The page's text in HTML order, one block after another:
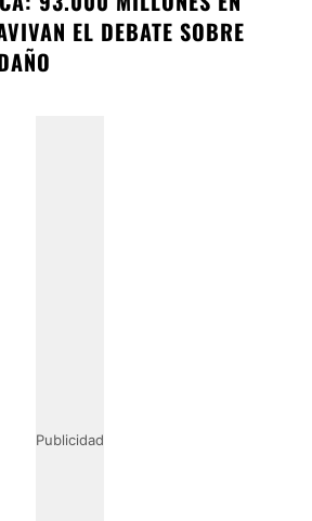
EL DEBATE SOBRE
Publicidad